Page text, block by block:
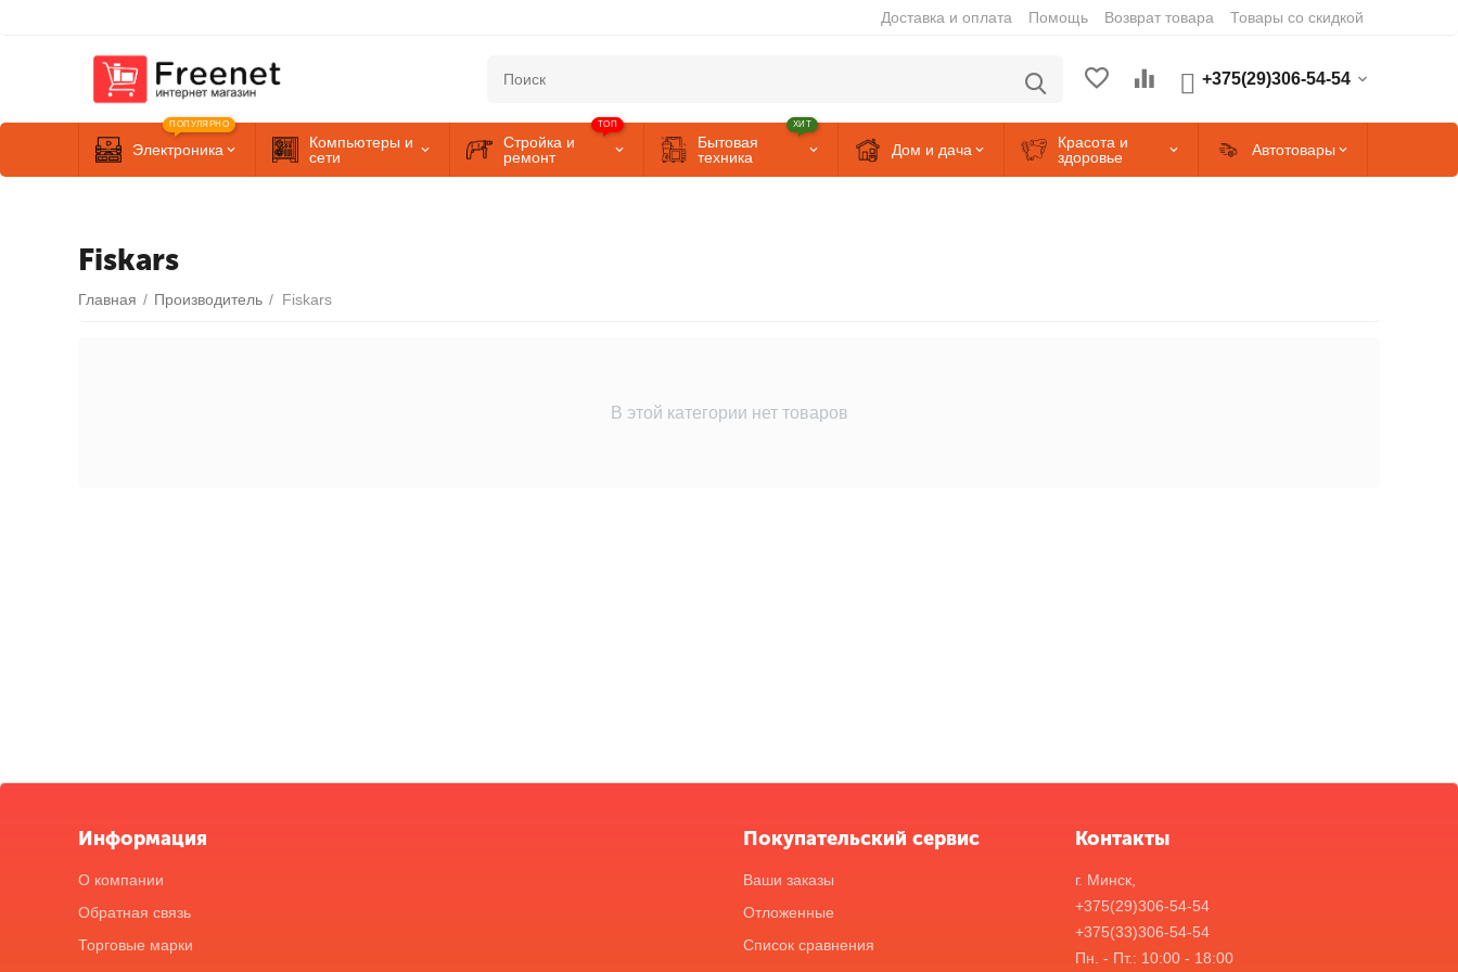
Доставка и оплата Помощь Возврат товара Товары со скидкой
+375(29)306-54-54
Электроника
ПОПУЛЯРНО
Компьютеры и
сети
Стройка и
ремонт
ТОП
Бытовая
техника
ХИТ
Дом и дача
Красота и
здоровье
Автотовары
Fiskars
Главная / Производитель / Fiskars
В этой категории нет товаров
Информация
О компании
Обратная связь
Торговые марки
Покупательский сервис
Ваши заказы
Отложенные
Список сравнения
Контакты
г. Минск,
+375(29)306-54-54
+375(33)306-54-54
Пн. - Пт.: 10:00 - 18:00